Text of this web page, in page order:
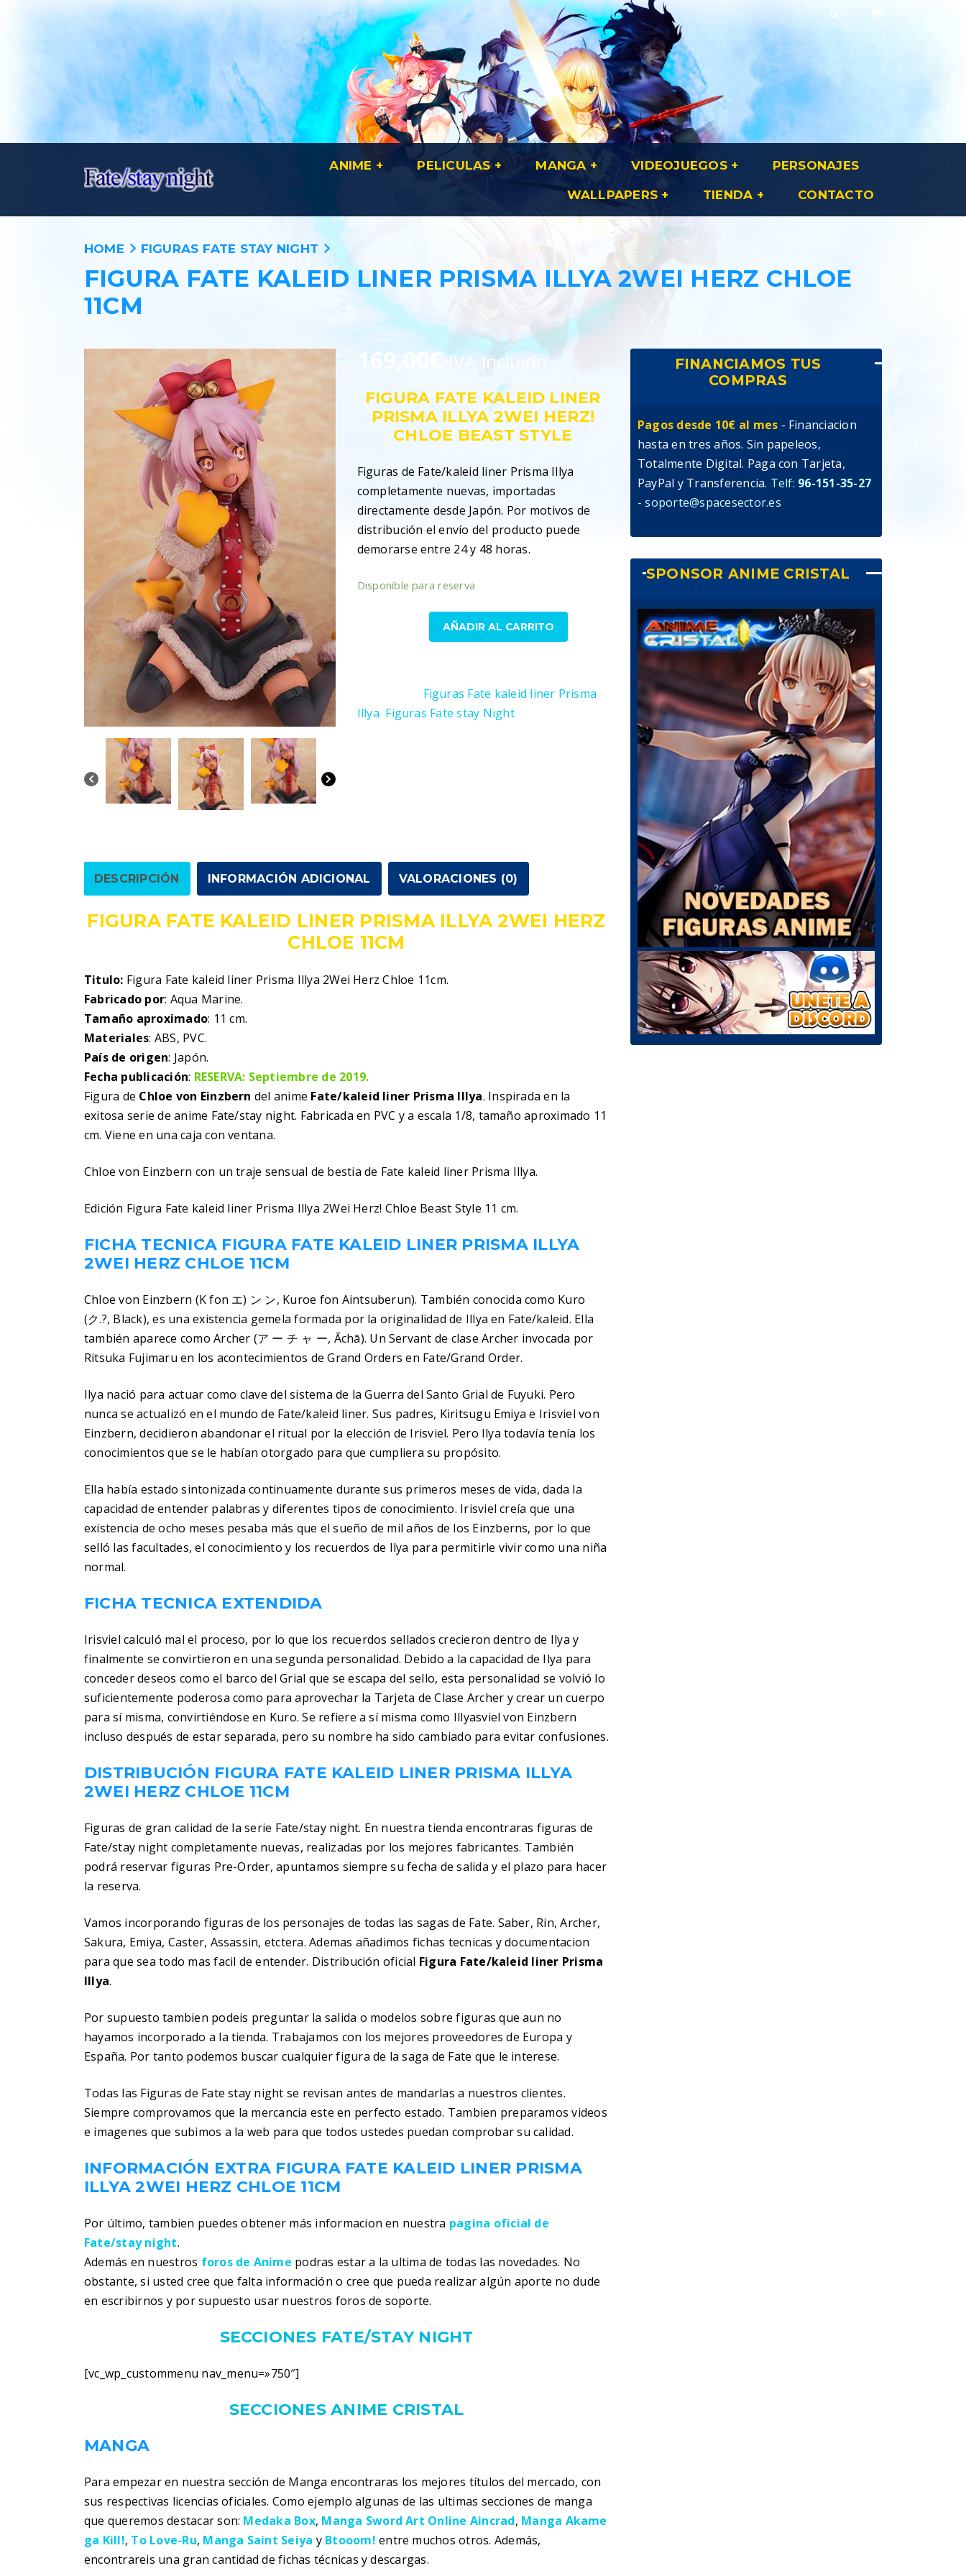
ANIME PELICULAS MANGA VIDEOJUEGOS
PERSONAJES
WALLPAPERS
TIENDA CONTACTO
HOME FIGURAS FATE STAY NIGHT
FIGURA FATE KALEID LINER PRISMA ILLYA 2WEI HERZ CHLOE
11CM
169,00€ IVA incluido
FIGURA FATE KALEID LINER
PRISMA ILLYA 2WEI HERZ!
CHLOE BEAST STYLE
Figuras de Fate/kaleid liner Prisma Illya
completamente nuevas, importadas
directamente desde Japón. Por motivos de
distribución el envío del producto puede
demorarse entre 24 y 48 horas.
Disponible para reserva
Illya
AÑADIR AL CARRITO
Figuras Fate kaleid liner Prisma
Illya Figuras Fate stay Night
DESCRIPCIÓN INFORMACIÓN ADICIONAL VALORACIONES (0)
FIGURA FATE KALEID LINER PRISMA ILLYA 2WEI HERZ
CHLOE 11CM
Titulo: Figura Fate kaleid liner Prisma Illya 2Wei Herz Chloe 11cm.
Fabricado por: Aqua Marine.
Tamaño aproximado: 11 cm.
Materiales: ABS, PVC.
País de origen: Japón.
Fecha publicación: RESERVA: Septiembre de 2019.
Figura de Chloe von Einzbern del anime Fate/kaleid liner Prisma Illya. Inspirada en la
exitosa serie de anime Fate/stay night. Fabricada en PVC y a escala 1/8, tamaño aproximado 11
cm. Viene en una caja con ventana.
Chloe von Einzbern con un traje sensual de bestia de Fate kaleid liner Prisma Illya.
Edición Figura Fate kaleid liner Prisma Illya 2Wei Herz! Chloe Beast Style 11 cm.
FICHA TECNICA FIGURA FATE KALEID LINER PRISMA ILLYA
2WEI HERZ CHLOE 11CM
Chloe von Einzbern (K fon エ) ン ン, Kuroe fon Aintsuberun). También conocida como Kuro
(ク.?, Black), es una existencia gemela formada por la originalidad de Illya en Fate/kaleid. Ella
también aparece como Archer (ア ー チ ャ ー, Āchā). Un Servant de clase Archer invocada por
Ritsuka Fujimaru en los acontecimientos de Grand Orders en Fate/Grand Order.
Ilya nació para actuar como clave del sistema de la Guerra del Santo Grial de Fuyuki. Pero
nunca se actualizó en el mundo de Fate/kaleid liner. Sus padres, Kiritsugu Emiya e Irisviel von
Einzbern, decidieron abandonar el ritual por la elección de Irisviel. Pero Ilya todavía tenía los
conocimientos que se le habían otorgado para que cumpliera su propósito.
Ella había estado sintonizada continuamente durante sus primeros meses de vida, dada la
capacidad de entender palabras y diferentes tipos de conocimiento. Irisviel creía que una
existencia de ocho meses pesaba más que el sueño de mil años de los Einzberns, por lo que
selló las facultades, el conocimiento y los recuerdos de Ilya para permitirle vivir como una niña
normal.
FICHA TECNICA EXTENDIDA
Irisviel calculó mal el proceso, por lo que los recuerdos sellados crecieron dentro de Ilya y
finalmente se convirtieron en una segunda personalidad. Debido a la capacidad de Ilya para
conceder deseos como el barco del Grial que se escapa del sello, esta personalidad se volvió lo
suficientemente poderosa como para aprovechar la Tarjeta de Clase Archer y crear un cuerpo
para sí misma, convirtiéndose en Kuro. Se refiere a sí misma como Illyasviel von Einzbern
incluso después de estar separada, pero su nombre ha sido cambiado para evitar confusiones.
DISTRIBUCIÓN FIGURA FATE KALEID LINER PRISMA ILLYA
2WEI HERZ CHLOE 11CM
Figuras de gran calidad de la serie Fate/stay night. En nuestra tienda encontraras figuras de
Fate/stay night completamente nuevas, realizadas por los mejores fabricantes. También
podrá reservar figuras Pre-Order, apuntamos siempre su fecha de salida y el plazo para hacer
la reserva.
Vamos incorporando figuras de los personajes de todas las sagas de Fate. Saber, Rin, Archer,
Sakura, Emiya, Caster, Assassin, etctera. Ademas añadimos fichas tecnicas y documentacion
para que sea todo mas facil de entender. Distribución oficial Figura Fate/kaleid liner Prisma
Illya.
Por supuesto tambien podeis preguntar la salida o modelos sobre figuras que aun no
hayamos incorporado a la tienda. Trabajamos con los mejores proveedores de Europa y
España. Por tanto podemos buscar cualquier figura de la saga de Fate que le interese.
Todas las Figuras de Fate stay night se revisan antes de mandarlas a nuestros clientes.
Siempre comprovamos que la mercancia este en perfecto estado. Tambien preparamos videos
e imagenes que subimos a la web para que todos ustedes puedan comprobar su calidad.
INFORMACIÓN EXTRA FIGURA FATE KALEID LINER PRISMA
ILLYA 2WEI HERZ CHLOE 11CM
Por último, tambien puedes obtener más informacion en nuestra pagina oficial de
Fate/stay night.
Además en nuestros foros de Anime podras estar a la ultima de todas las novedades. No
obstante, si usted cree que falta información o cree que pueda realizar algún aporte no dude
en escribirnos y por supuesto usar nuestros foros de soporte.
SECCIONES FATE/STAY NIGHT
[vc_wp_custommenu nav_menu=»750″]
SECCIONES ANIME CRISTAL
MANGA
Para empezar en nuestra sección de Manga encontraras los mejores títulos del mercado, con
sus respectivas licencias oficiales. Como ejemplo algunas de las ultimas secciones de manga
que queremos destacar son: Medaka Box, Manga Sword Art Online Aincrad, Manga Akame
ga Kill!, To Love-Ru, Manga Saint Seiya y Btooom! entre muchos otros. Además,
encontrareis una gran cantidad de fichas técnicas y descargas.
FINANCIAMOS TUS
COMPRAS
Pagos desde 10€ al mes - Financiacion
hasta en tres años. Sin papeleos,
Totalmente Digital. Paga con Tarjeta,
PayPal y Transferencia. Telf: 96-151-35-27
- soporte@spacesector.es
SPONSOR ANIME CRISTAL